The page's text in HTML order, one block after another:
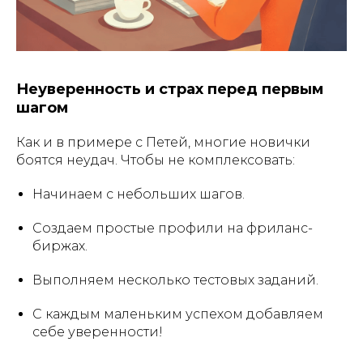
Неуверенность и страх перед первым
шагом
Как и в примере с Петей, многие новички
боятся неудач. Чтобы не комплексовать:
Начинаем с небольших шагов.
Создаем простые профили на фриланс-
биржах.
Выполняем несколько тестовых заданий.
С каждым маленьким успехом добавляем
себе уверенности!